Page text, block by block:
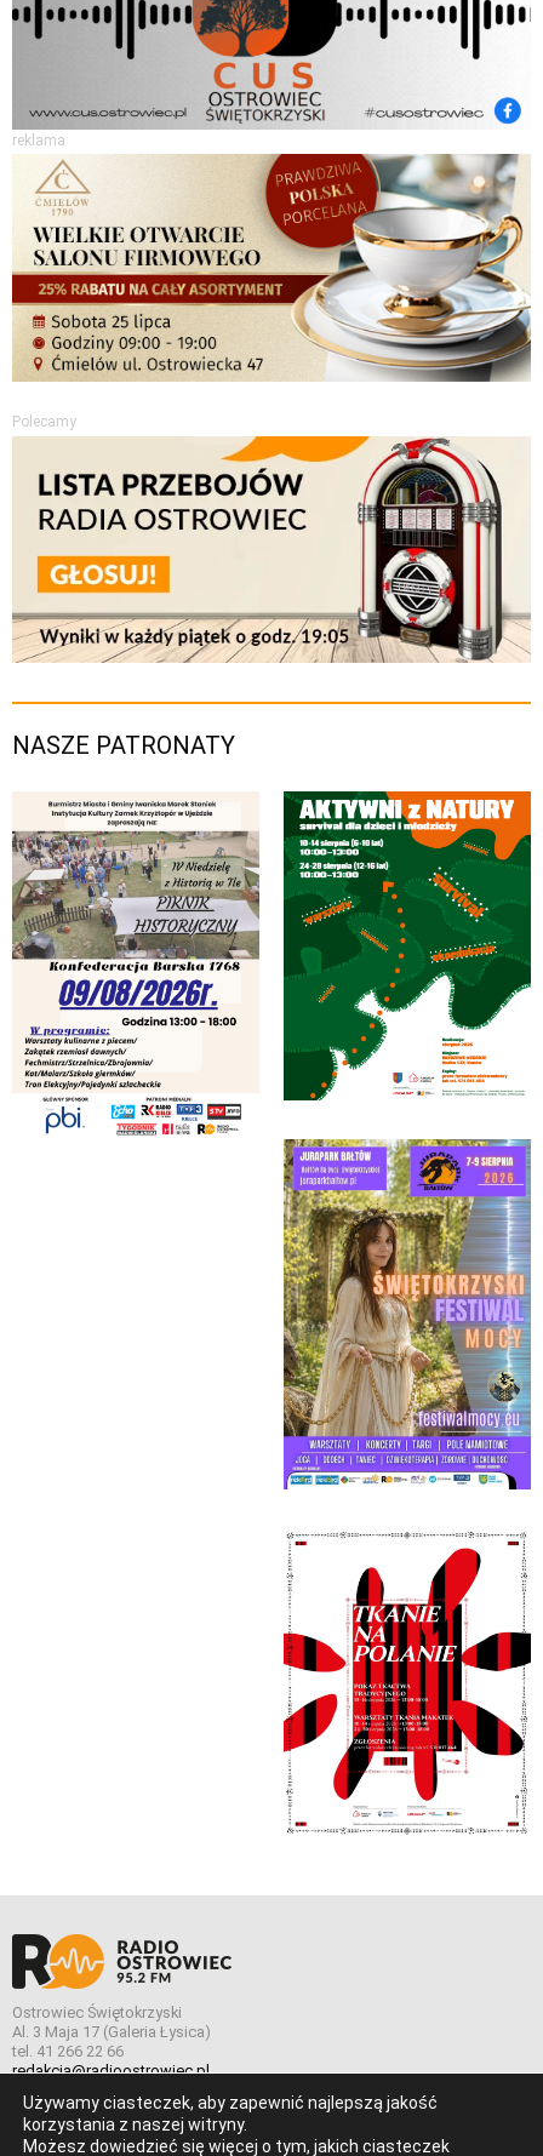
reklama
Polecamy
NASZE PATRONATY
Ostrowiec Świętokrzyski
Al. 3 Maja 17 (Galeria Łysica)
tel. 41 266 22 66
redakcja@radioostrowiec.pl
Używamy ciasteczek, aby zapewnić najlepszą jakość
korzystania z naszej witryny.
Możesz dowiedzieć się więcej o tym, jakich ciasteczek